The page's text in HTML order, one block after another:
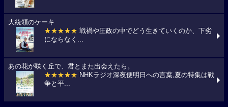
大統領のケーキ
★★★★★ 戦禍や圧政の中でどう生きていくのか、下劣
にならなく...
あの花が咲く丘で、君とまた出会えたら。
★★★★★ NHKラジオ深夜便明日への言葉,夏の特集は戦
争と平...